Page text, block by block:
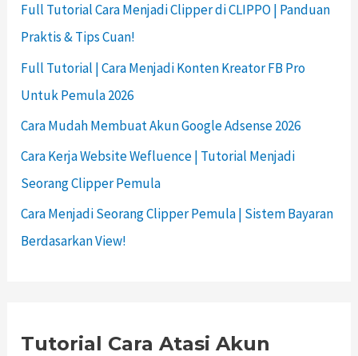
Full Tutorial Cara Menjadi Clipper di CLIPPO | Panduan
Praktis & Tips Cuan!
Full Tutorial | Cara Menjadi Konten Kreator FB Pro
Untuk Pemula 2026
Cara Mudah Membuat Akun Google Adsense 2026
Cara Kerja Website Wefluence | Tutorial Menjadi
Seorang Clipper Pemula
Cara Menjadi Seorang Clipper Pemula | Sistem Bayaran
Berdasarkan View!
Tutorial Cara Atasi Akun